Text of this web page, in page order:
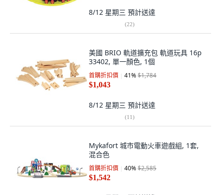
8/12 星期三 預計送達
(22)
美國 BRIO 軌道擴充包 軌道玩具 16p
33402, 單一顏色, 1個
首購折扣價 41%$1,784
$1,043
8/12 星期三 預計送達
(11)
Mykafort 城市電動火車遊戲組, 1套,
混合色
首購折扣價 40%$2,585
$1,542